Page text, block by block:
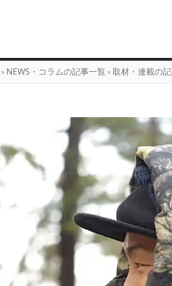
› NEWS・コラムの記事一覧 › 取材・連載の